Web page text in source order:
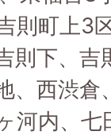
則町上3
則下、吉
、西渋倉
河内、